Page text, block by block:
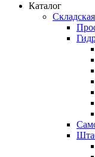
Каталог